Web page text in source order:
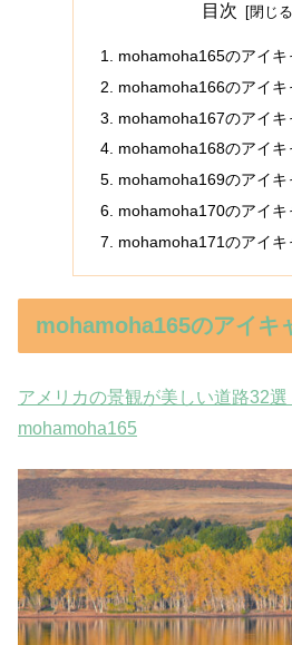
目次
mohamoha165のアイキ
mohamoha166のアイキ
mohamoha167のアイキ
mohamoha168のアイキ
mohamoha169のアイキ
mohamoha170のアイキ
mohamoha171のアイキ
mohamoha165のアイキ
アメリカの景観が美しい道路32
mohamoha165